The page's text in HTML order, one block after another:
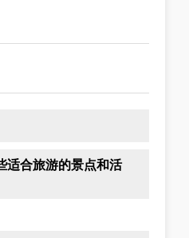
适合旅游的景点和活